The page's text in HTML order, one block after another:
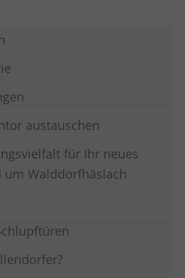
austauschen
für Ihr neues
Walddorfhäslach